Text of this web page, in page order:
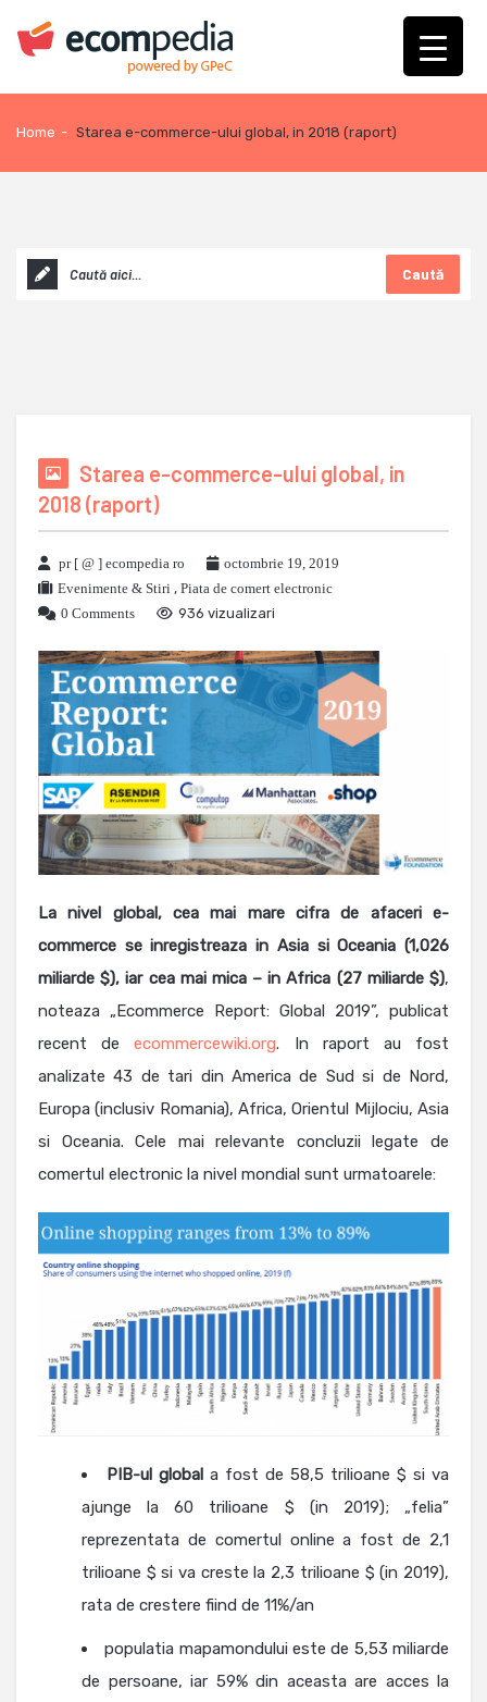
Home - Starea e-commerce-ului global, in 2018 (raport)
Caută
Starea e-commerce-ului global, in
2018 (raport)
pr [ @ ] ecompedia ro
octombrie 19, 2019
Evenimente & Stiri , Piata de comert electronic
0 Comments
936 vizualizari
La nivel global, cea mai mare cifra de afaceri e-
commerce se inregistreaza in Asia si Oceania (1,026
miliarde $), iar cea mai mica – in Africa (27 miliarde $),
noteaza „Ecommerce Report: Global 2019”, publicat
recent deecommercewiki.org. In raport au fost
analizate 43 de tari din America de Sud si de Nord,
Europa (inclusiv Romania), Africa, Orientul Mijlociu, Asia
si Oceania. Cele mai relevante concluzii legate de
comertul electronic la nivel mondial sunt urmatoarele:
PIB-ul global a fost de 58,5 trilioane $ si va
ajunge la 60 trilioane $ (in 2019); „felia”
reprezentata de comertul online a fost de 2,1
trilioane $ si va creste la 2,3 trilioane $ (in 2019),
rata de crestere fiind de 11%/an
populatia mapamondului este de 5,53 miliarde
de persoane, iar 59% din aceasta are acces la